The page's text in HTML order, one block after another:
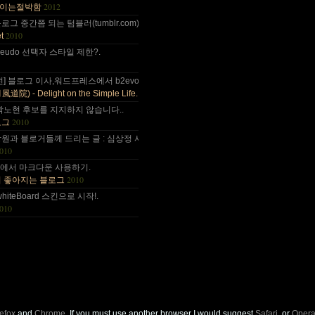
올림픽도 4년에 한번은 열리는....
음부턴 이런데 돈 들어갈일....
나이가 드는건가;; 예전엔 ....
감사~ :).
는절박함 2012
그 중간쯤 되는 텀블러(tumblr.com)와 쿠(kooo.net).
2010
선택자 스타일 제한?.
] 블로그 이사,워드프레스에서 b2evo로 블로그 엔진 변경..
風道院) - Delight on the Simple Life.
노현 후보를 지지하지 않습니다..
2010
과 블로거들께 드리는 글 : 심상정 사퇴에 부쳐.
서 마크다운 사용하기.
좋아지는 블로그 2010
스킨으로 시작!.